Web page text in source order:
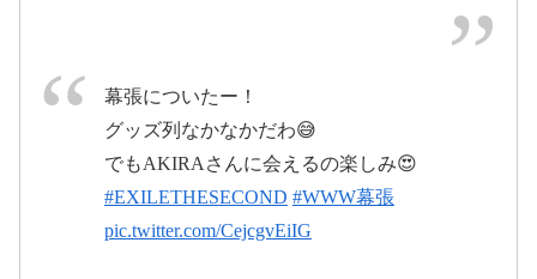
May 12, 2017
pic.twitter.com/idc5be0SXN
pic.twitter.com/K2jLxnXWcI
#EXILETHESECOND #wildwildwarriors #FINAL #最高のメ
ンバー ✨ @eileenharman @soleilachaou @tatiparker
@vivirabbit8 @shanistagram @_nadia_esperanza
黒木 啓司さん(@iam_keiji_)がシェアした投稿 –
2017年5月13日
幕張についたー！
グッズ列なかなかだわ😅
でもAKIRAさんに会えるの楽しみ😍
#EXILETHESECOND #WWW幕張
pic.twitter.com/CejcgvEiIG